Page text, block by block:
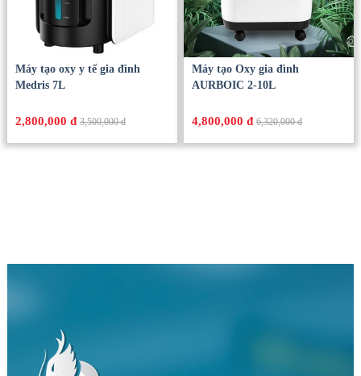
Máy tạo oxy y tế gia đình
Medris 7L
2,800,000 đ 3,500,000 đ
Máy tạo Oxy gia đình
AURBOIC 2-10L
4,800,000 đ 6,320,000 đ